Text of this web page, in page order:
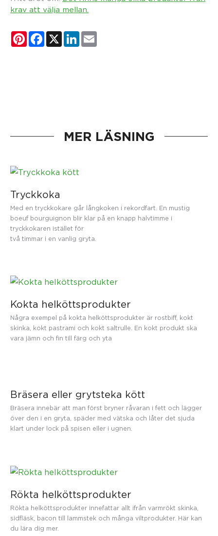
krav att välja mellan.
PinterestFacebook
X LinkedIn
MER LÄSNING
Tryckkoka
Med en tryckkokare går långkoken i rekordfart. En mustig
boeuf bourguignon blir klar på en knapp halvtimme i
tryckkokaren istället för
två timmar i en vanlig gryta.
Kokta helköttsprodukter
Några exempel på kokta helköttsprodukter är rostbiff, kokt
skinka, kokt pastrami och kokt saltrulle. En kokt produkt ska
vara jämn och fin till färg och yta
Bräsera eller grytsteka kött
Bräsera innebär att man först bryner råvaran i fett och lägger
över den i en gryta, späder med vätska och låter det sjuda
klart under lock på spisen eller i ugnen.
Rökta helköttsprodukter
Rökta helköttsprodukter innefattar allt ifrån varmrökt skinka,
sidfläsk, bacon till lammstek och många viltprodukter. Här kan
du lära dig mer.